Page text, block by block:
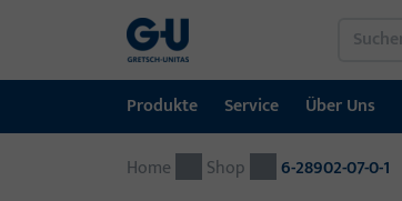
Produkte
Produkte
Service
Service
Über Uns
Über Uns
Karriere
Referenzen
Kontakt
Home Shop 6-28902-07-0-1